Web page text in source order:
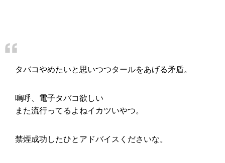
タバコやめたいと思いつつタールをあげる矛盾。
嗚呼、電子タバコ欲しい
また流行ってるよねイカツいやつ。
禁煙成功したひとアドバイスくださいな。